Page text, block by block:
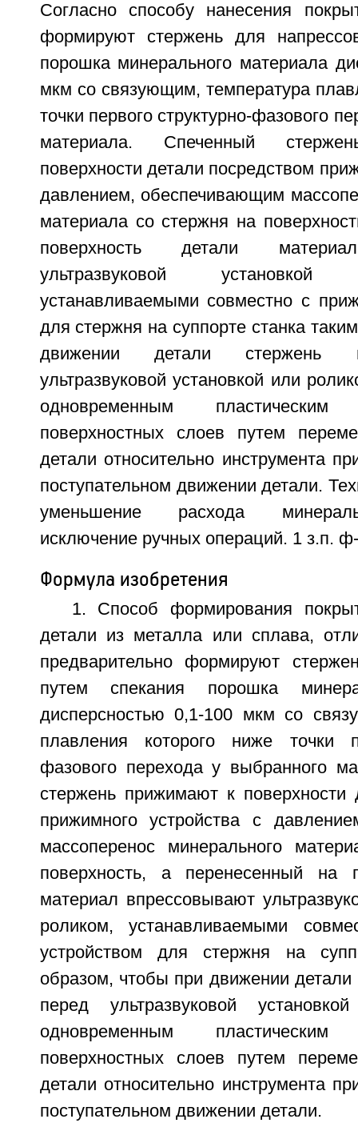
Согласно способу нанесения
формируют стержень для
порошка минерального материала
мкм со связующим, температура
точки первого структурно-фазового
материала. Спеченный
поверхности детали посредством
давлением, обеспечивающим
материала со стержня на
поверхность детали
ультразвуковой
устанавливаемыми совместно с
для стержня на суппорте станка
движении детали стержень
ультразвуковой установкой или
одновременным пластическим
поверхностных слоев путем
детали относительно инструмента
поступательном движении детали.
уменьшение расхода
исключение ручных операций. 1 з.п.
Формула изобретения
1. Способ формирования
детали из металла или сплава,
предварительно формируют
путем спекания порошка
дисперсностью 0,1-100 мкм со
плавления которого ниже точки
фазового перехода у выбранного
стержень прижимают к поверхности
прижимного устройства с
массоперенос минерального
поверхность, а перенесенный на
материал впрессовывают
роликом, устанавливаемыми
устройством для стержня на
образом, чтобы при движении детали
перед ультразвуковой
одновременным пластическим
поверхностных слоев путем
детали относительно инструмента
поступательном движении детали.